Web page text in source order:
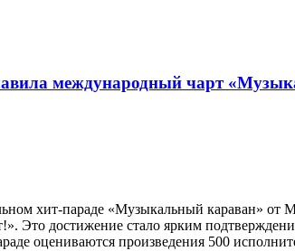
международный чарт
хит-параде «Музыкальный караван» от
Это достижение стало ярким
оцениваются произведения 500